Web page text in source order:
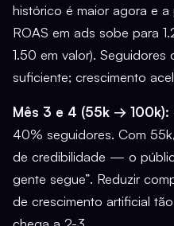
histórico é maior agora e
ROAS em ads sobe para
1.50 em valor). Seguidores
suficiente; crescimento
Mês 3 e 4 (55k → 100k):
40% seguidores. Com
de credibilidade — o
gente segue”. Reduzir
de crescimento artificial